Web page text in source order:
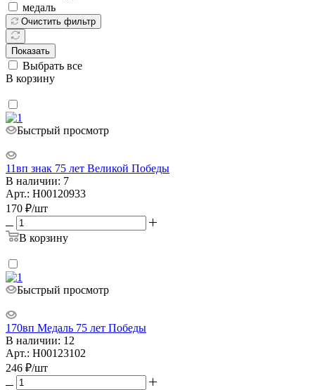
медаль
Очистить фильтр
Показать
Выбрать все
В корзину
Быстрый просмотр
11вп знак 75 лет Великой Победы
В наличии: 7
Арт.: Н00120933
170 ₽/шт
В корзину
Быстрый просмотр
170вп Медаль 75 лет Победы
В наличии: 12
Арт.: Н00123102
246 ₽/шт